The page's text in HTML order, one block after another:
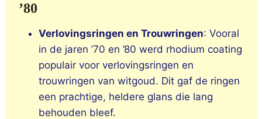
’80
Verlovingsringen en Trouwringen: Vooral
in de jaren ’70 en ’80 werd rhodium coating
populair voor verlovingsringen en
trouwringen van witgoud. Dit gaf de ringen
een prachtige, heldere glans die lang
behouden bleef.